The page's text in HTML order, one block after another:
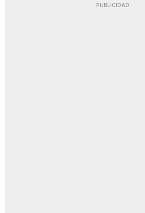
PUBLICIDAD